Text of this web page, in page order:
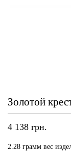
Золотой
4 138 грн.
2.28 грамм вес